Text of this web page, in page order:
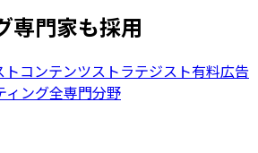
専門家も採用
トコンテンツストラテジスト有料広告
ィング全専門分野